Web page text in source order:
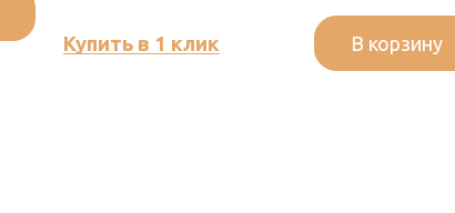
Купить в 1 клик В корзину